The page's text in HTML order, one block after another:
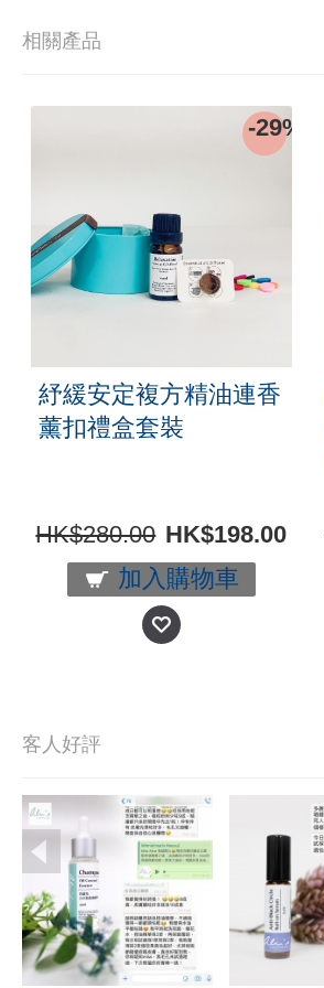
相關產品
-29%
紓緩安定複方精油連香
薰扣禮盒套裝
HK$280.00 HK$198.00
加入購物車
客人好評